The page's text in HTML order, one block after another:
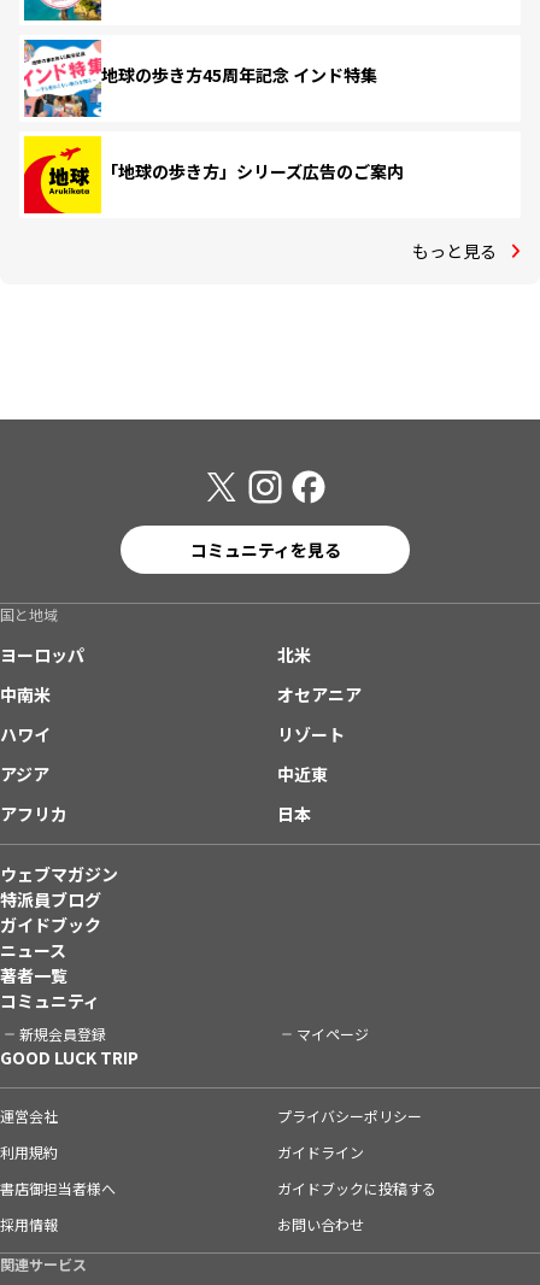
地球の歩き方45周年記念 インド特集
「地球の歩き方」シリーズ広告のご案内
もっと見る
コミュニティを見る
国と地域
ヨーロッパ
北米
中南米
オセアニア
ハワイ
リゾート
アジア
中近東
アフリカ
日本
ウェブマガジン
特派員ブログ
ガイドブック
ニュース
著者一覧
コミュニティ
新規会員登録 マイページ
GOOD LUCK TRIP
運営会社
プライバシーポリシー
利用規約
ガイドライン
書店御担当者様へ
ガイドブックに投稿する
採用情報
お問い合わせ
関連サービス